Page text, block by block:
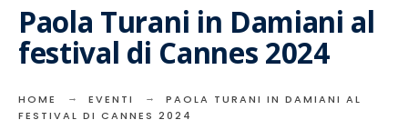
Paola Turani in Damiani al
festival di Cannes 2024
HOME EVENTI
PAOLA TURANI IN DAMIANI AL
FESTIVAL DI CANNES 2024